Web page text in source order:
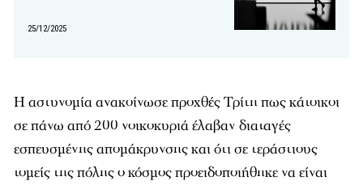
25/12/2025
Η αστυνομία ανακοίνωσε προχθές Τρίτη πως κάτοικοι
σε πάνω από 200 νοικοκυριά έλαβαν διαταγές
εσπευσμένης απομάκρυνσης και ότι σε τεράστιους
τομείς της πόλης ο κόσμος προειδοποιήθηκε να είναι